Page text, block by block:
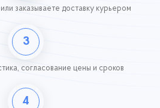
заказываете доставку курьером
3
согласование цены и сроков
4